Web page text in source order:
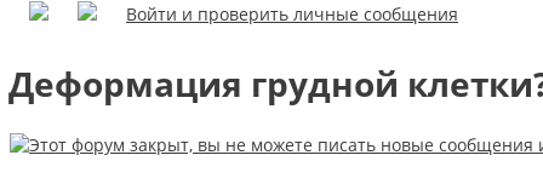
Войти и проверить личные сообщения
Деформация грудной